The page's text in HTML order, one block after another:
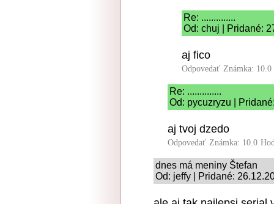
Re: ..............
Od: chuj | Pridané:
aj fico
Odpovedať Známka: 10.0
Re: ..............
Od: pycuzryzu |
aj tvoj dzedo
Odpovedať Známka: 10.0
dnes má meniny Štefan
Od: jeffy | Pridané: